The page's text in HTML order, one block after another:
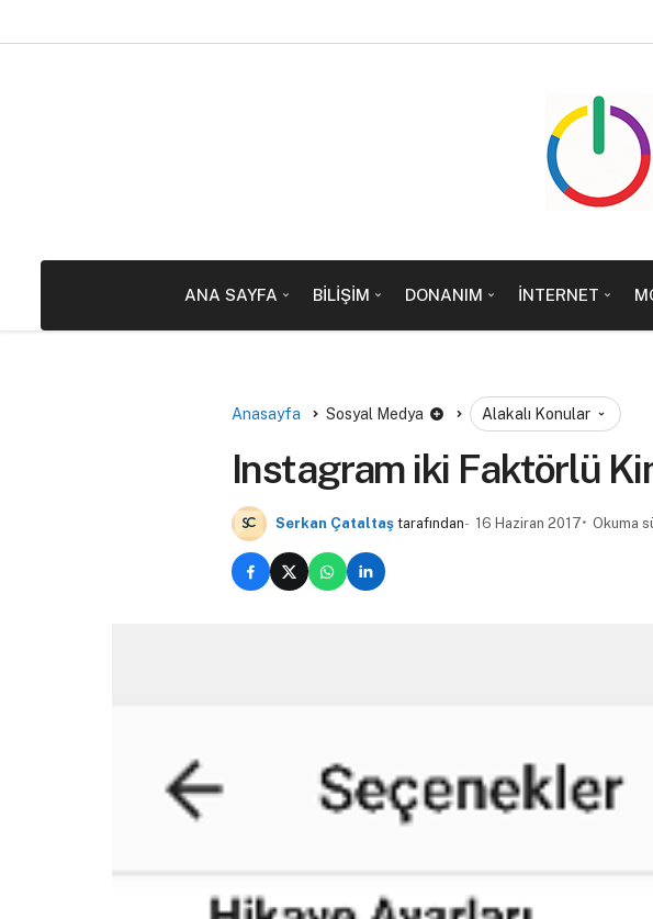
ANA SAYFA BILIŞIM DONANIM İNTERNET
Anasayfa Sosyal Medya Alakalı Konular
Instagram iki Faktörlü
Serkan Çataltaş tarafından 16 Haziran 2017 Okuma